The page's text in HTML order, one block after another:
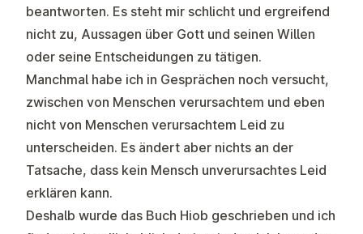
beantworten. Es steht mir schlicht und ergreifend
nicht zu, Aussagen über Gott und seinen Willen
oder seine Entscheidungen zu tätigen.
Manchmal habe ich in Gesprächen noch versucht,
zwischen von Menschen verursachtem und eben
nicht von Menschen verursachtem Leid zu
unterscheiden. Es ändert aber nichts an der
Tatsache, dass kein Mensch unverursachtes Leid
erklären kann.
Deshalb wurde das Buch Hiob geschrieben und ich